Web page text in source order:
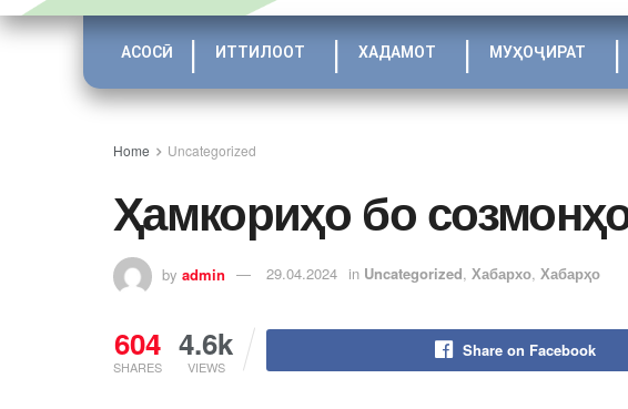
АСОСӢ ИТТИЛООТ ХАДАМОТ МУҲОҶИРАТ
Home Uncategorized
Ҳамкориҳо бо
by admin 29.04.2024 in Uncategorized, Хабархо, Хабарҳо
604
SHARES
4.6k
VIEWS
Share on Facebook